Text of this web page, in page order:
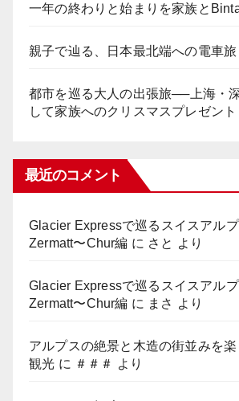
一年の終わりと始まりを家族と
親子で辿る、日本最北端への電車旅
都市を巡る大人の出張旅──上海・
して家族へのクリスマスプレゼント
最近のコメント
Glacier Expressで巡るスイスアル
Zermatt〜Chur編 に さと より
Glacier Expressで巡るスイスアル
Zermatt〜Chur編 に まさ より
アルプスの絶景と木造の街並みを
観光 に ＃＃＃ より